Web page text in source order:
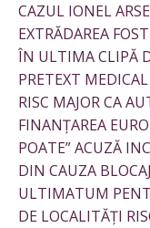
CAZUL IONEL
EXTRĂDAREA
ÎN ULTIMA CLIPĂ
PRETEXT MEDICAL
RISC MAJOR CA
FINANȚAREA
POATE” ACUZĂ
DIN CAUZA
ULTIMATUM
DE LOCALITĂȚI